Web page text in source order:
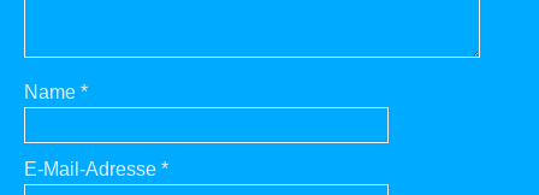
Name *
E-Mail-Adresse *